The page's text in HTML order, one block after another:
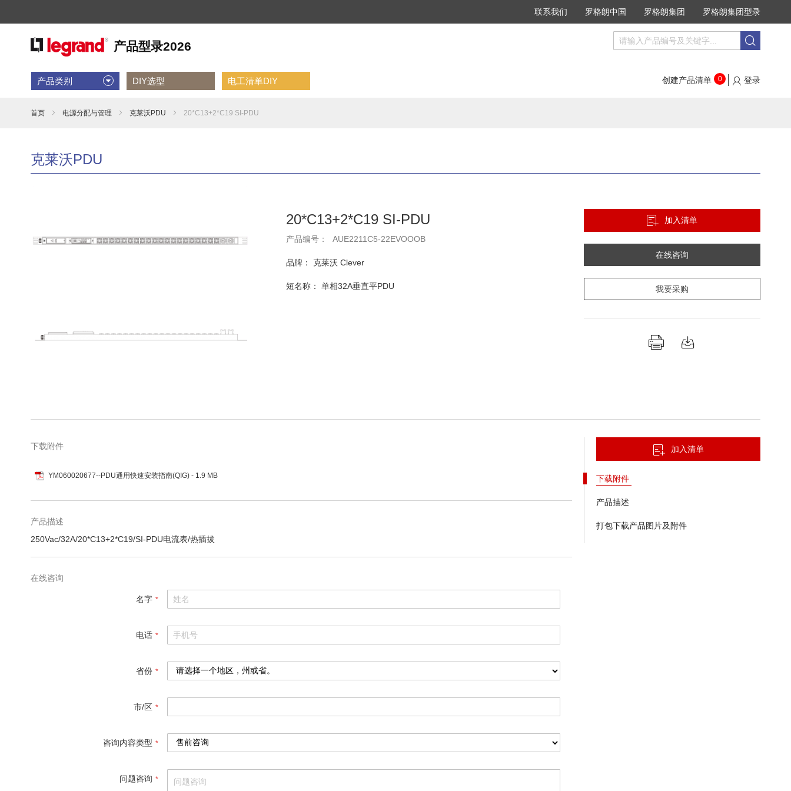
联系我们 罗格朗中国 罗格朗集团 罗格朗集团型录
搜
创建产品清单
0 登录
产品类别 DIY选型 电工清单DIY
首页 电源分配与管理 克莱沃PDU 20*C13+2*C19 SI-PDU
克莱沃PDU
20*C13+2*C19 SI-PDU
产品编号： AUE2211C5-22EVOOOB
品牌： 克莱沃 Clever
短名称： 单相32A垂直平PDU
加入清单
在线咨询
我要采购
的
转
图
的
头
加入清单
下载附件
产品描述
打包下载产品图片及附件
下载附件
YM060020677--PDU通用快速安装指南(QIG) - 1.9 MB
产品描述
250Vac/32A/20*C13+2*C19/SI-PDU电流表/热插拔
在线咨询
名字
电话
省份
市/区
咨询内容类型
问题咨询